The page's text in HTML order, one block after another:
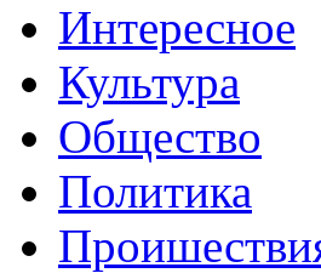
Интересное
Культура
Общество
Политика